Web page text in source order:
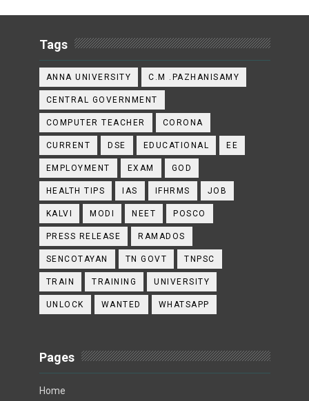
Tags
ANNA UNIVERSITY C.M .PAZHANISAMY
CENTRAL GOVERNMENT
COMPUTER TEACHER CORONA
CURRENT DSE EDUCATIONAL EE
EMPLOYMENT EXAM GOD
HEALTH TIPS IAS IFHRMS JOB
KALVI MODI NEET POSCO
PRESS RELEASE RAMADOS
SENCOTAYAN TN GOVT TNPSC
TRAIN TRAINING UNIVERSITY
UNLOCK WANTED WHATSAPP
Pages
Home